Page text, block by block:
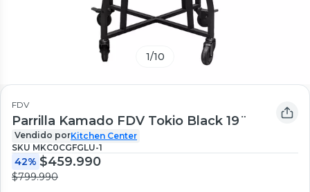
1/10
FDV
Parrilla Kamado FDV Tokio Black 19¨
Vendido porKitchen Center
SKU MKC0CGFGLU-1
42% $459.990
$799.990